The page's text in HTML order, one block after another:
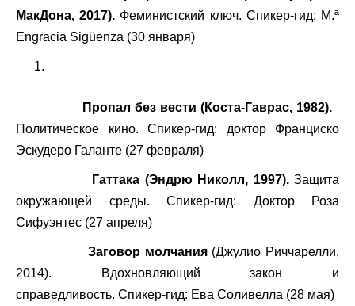
МакДона, 2017). Феминистский ключ. Спикер-гид: M.ª
Engracia Sigüenza (30 января)
Пропал без вести (Коста-Гаврас, 1982).
Политическое кино. Спикер-гид: доктор Франциско
Эскудеро Галанте (27 февраля)
Гаттака (Эндрю Николл, 1997). Защита
окружающей среды. Спикер-гид: Доктор Роза
Сифуэнтес (27 апреля)
Заговор молчания(Джулио Риччарелли,
2014). Вдохновляющий закон и
справедливость. Спикер-гид: Ева Соливелла (28 мая)